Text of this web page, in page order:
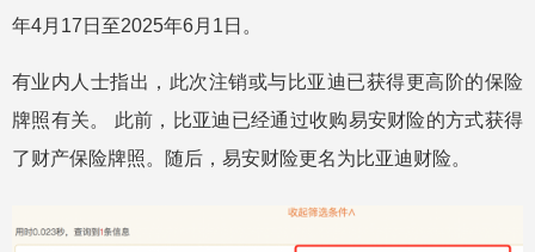
年4月17日至2025年6月1日。
有业内人士指出，此次注销或与比亚迪已获得更高阶的保险
牌照有关。 此前，比亚迪已经通过收购易安财险的方式获得
了财产保险牌照。随后，易安财险更名为比亚迪财险。